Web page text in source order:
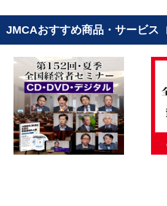
JMCAおすすめ商品・サービス